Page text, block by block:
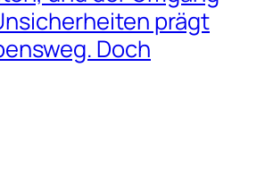
prägt
Doch